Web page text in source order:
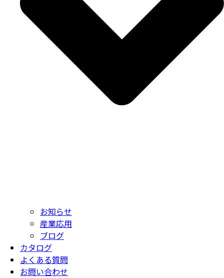
お知らせ
産業応用
ブログ
カタログ
よくある質問
お問い合わせ